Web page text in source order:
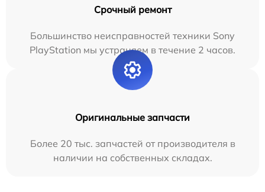
Срочный ремонт
Большинство неисправностей техники Sony
PlayStation мы устраняем в течение 2 часов.
Оригинальные запчасти
Более 20 тыс. запчастей от производителя в
наличии на собственных складах.